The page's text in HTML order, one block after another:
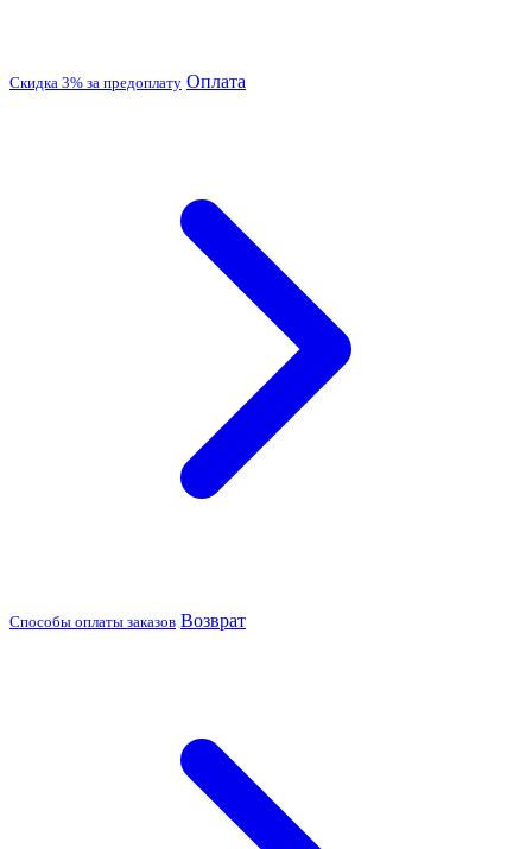
Скидка 3% за предоплату Оплата
Способы оплаты заказов Возврат